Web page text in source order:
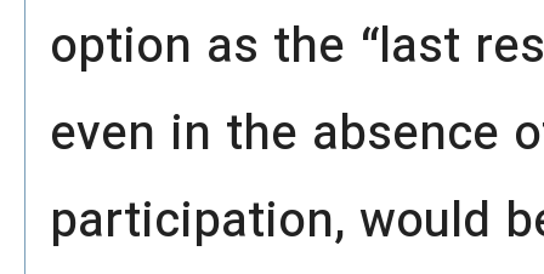
option as the “last
even in the absence
participation, would